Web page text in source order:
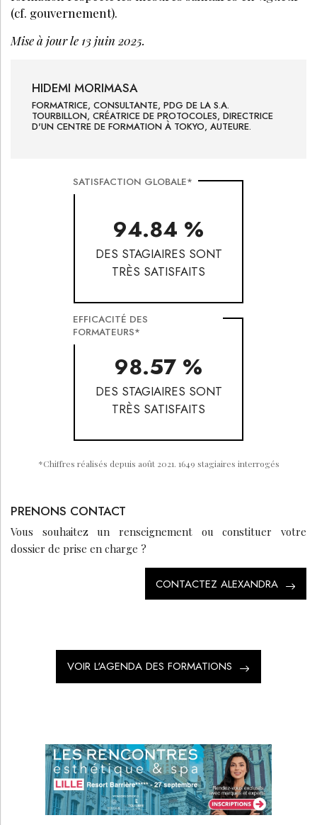
(cf. gouvernement).
Mise à jour le 13 juin 2025.
HIDEMI MORIMASA
FORMATRICE, CONSULTANTE, PDG DE LA S.A.
TOURBILLON, CRÉATRICE DE PROTOCOLES, DIRECTRICE
D'UN CENTRE DE FORMATION À TOKYO, AUTEURE.
SATISFACTION GLOBALE*
94.84 %
DES STAGIAIRES SONT
TRÈS SATISFAITS
EFFICACITÉ DES
FORMATEURS*
98.57 %
DES STAGIAIRES SONT
TRÈS SATISFAITS
*Chiffres réalisés depuis août 2021. 1649 stagiaires interrogés
PRENONS CONTACT
Vous souhaitez un renseignement ou constituer votre
dossier de prise en charge ?
CONTACTEZ ALEXANDRA
VOIR L'AGENDA DES FORMATIONS